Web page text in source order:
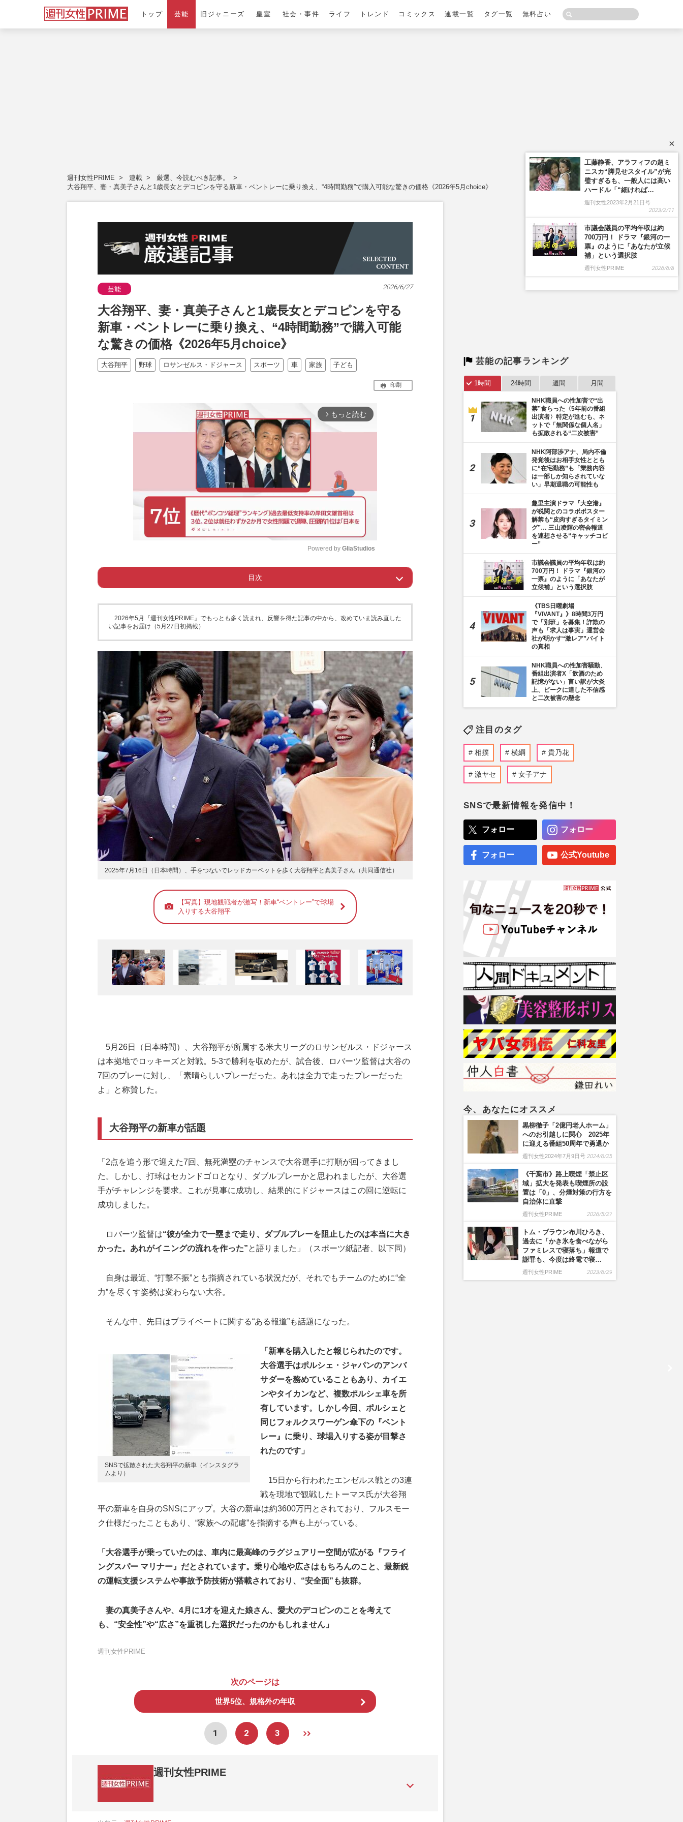
トップ 芸能 旧ジャニーズ 皇室 社会・事件 ライフ トレンド コミックス 連載一覧 タグ一覧 無料占い
週刊女性PRIME 連載
厳選、今読むべき記事。
大谷翔平、妻・真美子さんと1歳長女とデコピンを守る新車・ベントレーに乗り換え、“4時間勤務”で購入可能な驚きの価格《2026年5月choice》
芸能 2026/6/27
大谷翔平、妻・真美子さんと1歳長女とデコピンを守る
新車・ベントレーに乗り換え、“4時間勤務”で購入可能
な驚きの価格《2026年5月choice》
大谷翔平 野球 ロサンゼルス・ドジャース スポーツ 車 家族 子ども
印刷
arrow_forward_ios もっと読む
t
e
Powered by GliaStudios
目次
Page 1 ー 大谷翔平の新車が話題
2026年5月『週刊女性PRIME』でもっとも多く読まれ、反響を得た記事の中から、改めていま読み直した
い記事をお届け（5月27日初掲載）
2025年7月16日（日本時間）、手をつないでレッドカーペットを歩く大谷翔平と真美子さん（共同通信社）
【写真】現地観戦者が激写！新車“ベントレー”で球場
入りする大谷翔平
5月26日（日本時間）、大谷翔平が所属する米大リーグのロサンゼルス・ドジャース
は本拠地でロッキーズと対戦。5-3で勝利を収めたが、試合後、ロバーツ監督は大谷の
7回のプレーに対し、「素晴らしいプレーだった。あれは全力で走ったプレーだった
よ」と称賛した。
大谷翔平の新車が話題
「2点を追う形で迎えた7回、無死満塁のチャンスで大谷選手に打順が回ってきまし
た。しかし、打球はセカンドゴロとなり、ダブルプレーかと思われましたが、大谷選
手がチャレンジを要求。これが見事に成功し、結果的にドジャースはこの回に逆転に
成功しました。
ロバーツ監督は“彼が全力で一塁まで走り、ダブルプレーを阻止したのは本当に大き
かった。あれがイニングの流れを作った”と語りました」（スポーツ紙記者、以下同）
自身は最近、“打撃不振”とも指摘されている状況だが、それでもチームのために“全
力”を尽くす姿勢は変わらない大谷。
そんな中、先日はプライベートに関する“ある報道”も話題になった。
SNSで拡散された大谷翔平の新車（インスタグラ
ムより）
「新車を購入したと報じられたのです。
大谷選手はポルシェ・ジャパンのアンバ
サダーを務めていることもあり、カイエ
ンやタイカンなど、複数ポルシェ車を所
有しています。しかし今回、ポルシェと
同じフォルクスワーゲン傘下の『ベント
レー』に乗り、球場入りする姿が目撃さ
れたのです」
15日から行われたエンゼルス戦との3連
戦を現地で観戦したトーマス氏が大谷翔
平の新車を自身のSNSにアップ。大谷の新車は約3600万円とされており、フルスモー
ク仕様だったこともあり、“家族への配慮”を指摘する声も上がっている。
「大谷選手が乗っていたのは、車内に最高峰のラグジュアリー空間が広がる『フライ
ングスパー マリナー』だとされています。乗り心地や広さはもちろんのこと、最新鋭
の運転支援システムや事故予防技術が搭載されており、“安全面”も抜群。
妻の真美子さんや、4月に1才を迎えた娘さん、愛犬のデコピンのことを考えて
も、“安全性”や“広さ”を重視した選択だったのかもしれません」
週刊女性PRIME
次のページは
世界5位、規格外の年収
1 2 3
週刊女性PRIME
芸能の記事ランキング
1時間 24時間 週間 月間
NHK職員への性加害で“出
禁”食らった〈5年前の番組
出演者〉特定が進むも、ネ
ットで「無関係な個人名」
も拡散される“二次被害”
NHK阿部渉アナ、局内不倫
発覚後はお相手女性ととも
に“在宅勤務”も「業務内容
は一部しか知らされていな
い」早期退職の可能性も
趣里主演ドラマ『大空港』
が税関とのコラボポスター
解禁も“皮肉すぎるタイミン
グ”… 三山凌輝の密会報道
を連想させる“キャッチコピ
ー”
市議会議員の平均年収は約
700万円！ ドラマ『銀河の
一票』のように「あなたが
立候補」という選択肢
《TBS日曜劇場
『VIVANT』》8時間3万円
で「別班」を募集！詐欺の
声も「求人は事実」運営会
社が明かす“激レア”バイト
の真相
NHK職員への性加害騒動、
番組出演者X「飲酒のため
記憶がない」言い訳が大炎
上、ピークに達した不信感
と二次被害の懸念
注目のタグ
相撲 横綱 貴乃花
激ヤセ 女子アナ
SNSで最新情報を発信中！
フォロー フォロー
フォロー 公式Youtube
今、あなたにオススメ
黒柳徹子「2億円老人ホーム」
へのお引越しに関心 2025年
に迎える番組50周年で勇退か
週刊女性2024年7月9日号 2024/6/25
《千葉市》路上喫煙「禁止区
域」拡大を発表も喫煙所の設
置は「0」、分煙対策の行方を
自治体に直撃
週刊女性PRIME 2026/5/27
トム・ブラウン布川ひろき、
過去に「かき氷を食べながら
ファミレスで寝落ち」報道で
謝罪も、今度は終電で寝…
週刊女性PRIME 2023/6/29
×
工藤静香、アラフィフの超ミ
ニスカ“脚見せスタイル”が完
璧すぎるも、一般人には高い
ハードル「“細ければ…
週刊女性2023年2月21日号
2023/2/11
市議会議員の平均年収は約
700万円！ ドラマ『銀河の一
票』のように「あなたが立候
補」という選択肢
週刊女性PRIME 2026/6/8